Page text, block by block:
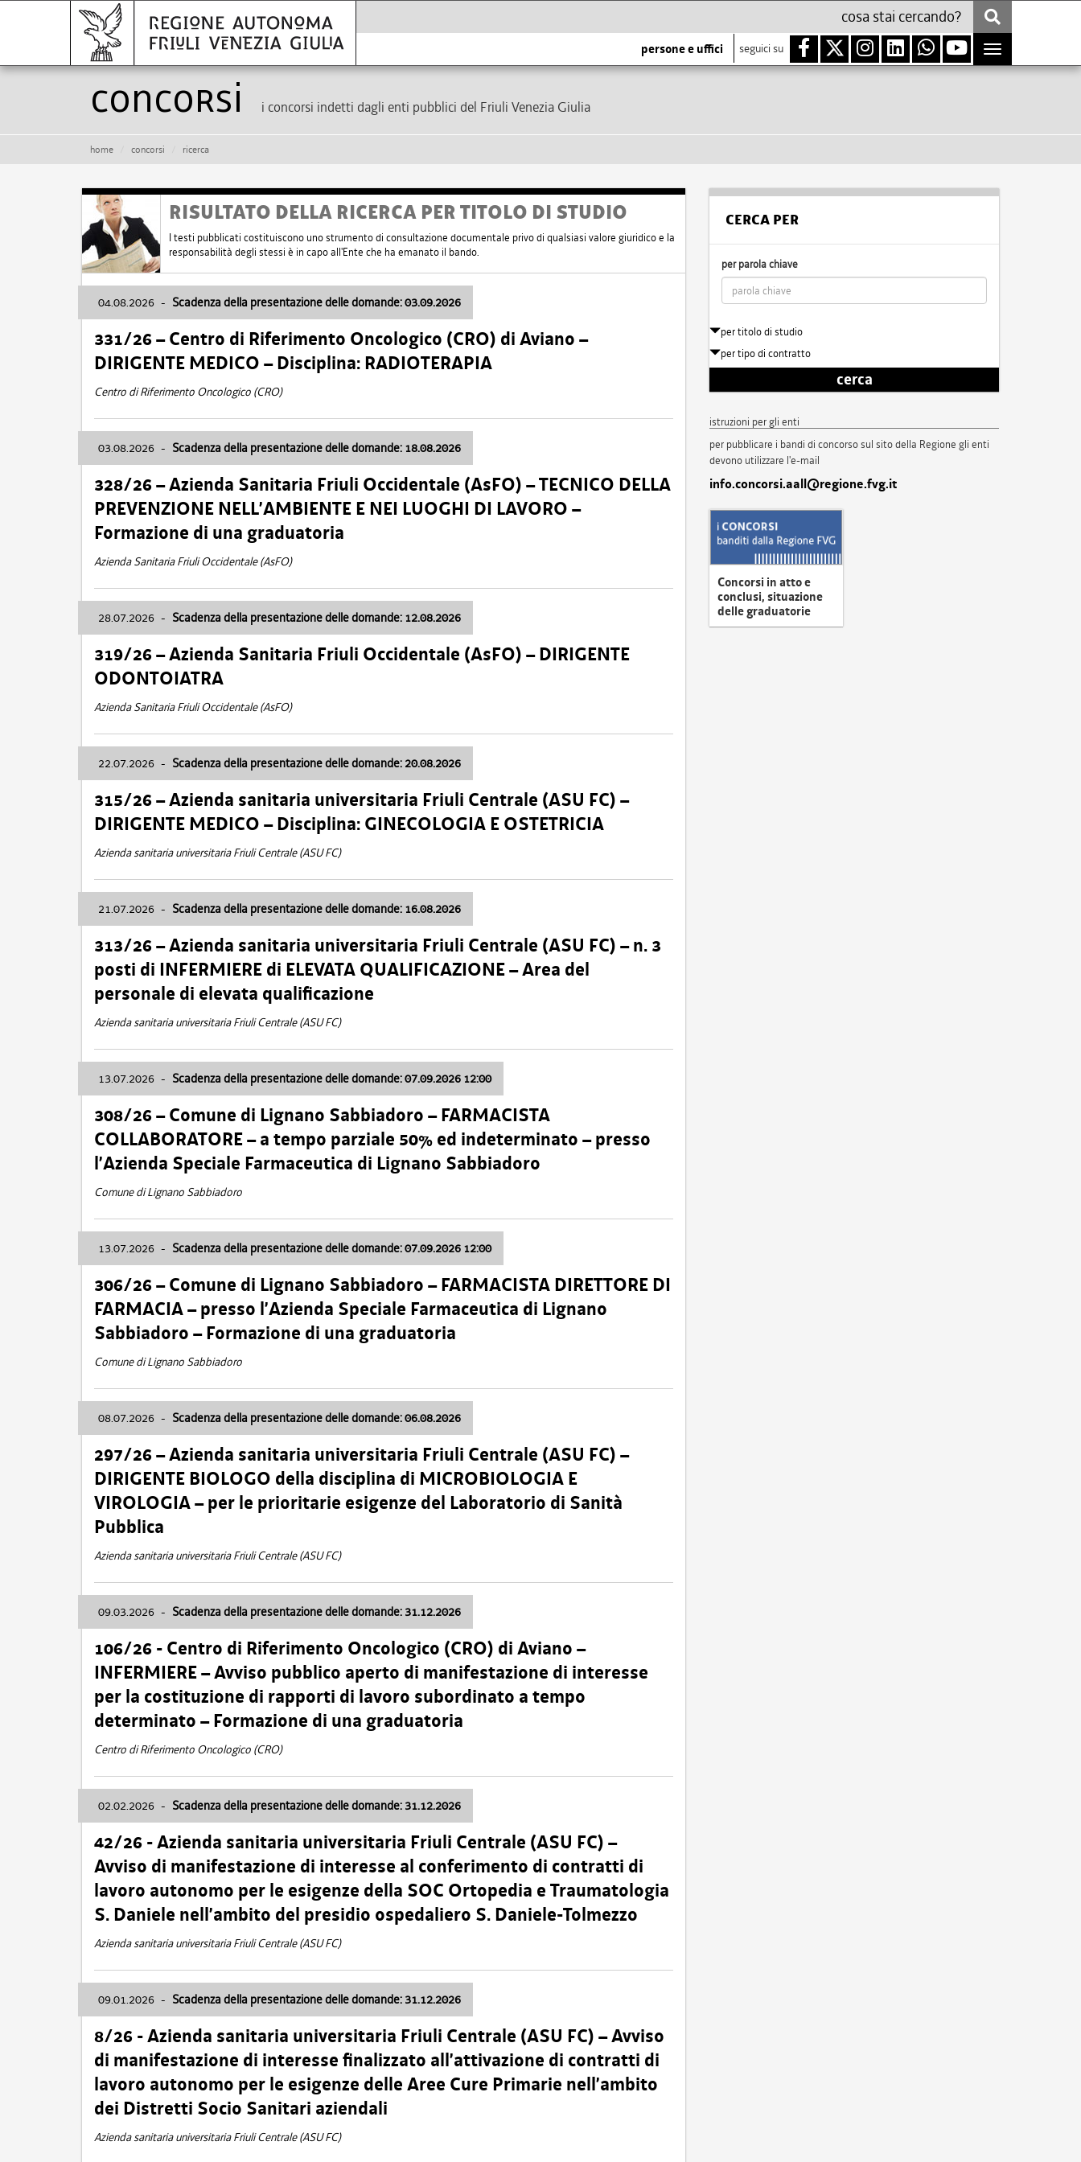
persone e uffici seguici su
Toggle
navigation
Concorsi i concorsi indetti dagli enti pubblici del Friuli Venezia Giulia
home concorsi ricerca
RISULTATO DELLA RICERCA PER TITOLO DI STUDIO
I testi pubblicati costituiscono uno strumento di consultazione documentale privo di qualsiasi valore giuridico e la
responsabilità degli stessi è in capo all'Ente che ha emanato il bando.
04.08.2026 - Scadenza della presentazione delle domande: 03.09.2026
331/26 – Centro di Riferimento Oncologico (CRO) di Aviano –
DIRIGENTE MEDICO – Disciplina: RADIOTERAPIA
Centro di Riferimento Oncologico (CRO)
03.08.2026 - Scadenza della presentazione delle domande: 18.08.2026
328/26 – Azienda Sanitaria Friuli Occidentale (AsFO) – TECNICO DELLA
PREVENZIONE NELL’AMBIENTE E NEI LUOGHI DI LAVORO –
Formazione di una graduatoria
Azienda Sanitaria Friuli Occidentale (AsFO)
28.07.2026 - Scadenza della presentazione delle domande: 12.08.2026
319/26 – Azienda Sanitaria Friuli Occidentale (AsFO) – DIRIGENTE
ODONTOIATRA
Azienda Sanitaria Friuli Occidentale (AsFO)
22.07.2026 - Scadenza della presentazione delle domande: 20.08.2026
315/26 – Azienda sanitaria universitaria Friuli Centrale (ASU FC) –
DIRIGENTE MEDICO – Disciplina: GINECOLOGIA E OSTETRICIA
Azienda sanitaria universitaria Friuli Centrale (ASU FC)
21.07.2026 - Scadenza della presentazione delle domande: 16.08.2026
313/26 – Azienda sanitaria universitaria Friuli Centrale (ASU FC) – n. 3
posti di INFERMIERE di ELEVATA QUALIFICAZIONE – Area del
personale di elevata qualificazione
Azienda sanitaria universitaria Friuli Centrale (ASU FC)
13.07.2026 - Scadenza della presentazione delle domande: 07.09.2026 12:00
308/26 – Comune di Lignano Sabbiadoro – FARMACISTA
COLLABORATORE – a tempo parziale 50% ed indeterminato – presso
l’Azienda Speciale Farmaceutica di Lignano Sabbiadoro
Comune di Lignano Sabbiadoro
13.07.2026 - Scadenza della presentazione delle domande: 07.09.2026 12:00
306/26 – Comune di Lignano Sabbiadoro – FARMACISTA DIRETTORE DI
FARMACIA – presso l’Azienda Speciale Farmaceutica di Lignano
Sabbiadoro – Formazione di una graduatoria
Comune di Lignano Sabbiadoro
08.07.2026 - Scadenza della presentazione delle domande: 06.08.2026
297/26 – Azienda sanitaria universitaria Friuli Centrale (ASU FC) –
DIRIGENTE BIOLOGO della disciplina di MICROBIOLOGIA E
VIROLOGIA – per le prioritarie esigenze del Laboratorio di Sanità
Pubblica
Azienda sanitaria universitaria Friuli Centrale (ASU FC)
09.03.2026 - Scadenza della presentazione delle domande: 31.12.2026
106/26 - Centro di Riferimento Oncologico (CRO) di Aviano –
INFERMIERE – Avviso pubblico aperto di manifestazione di interesse
per la costituzione di rapporti di lavoro subordinato a tempo
determinato – Formazione di una graduatoria
Centro di Riferimento Oncologico (CRO)
02.02.2026 - Scadenza della presentazione delle domande: 31.12.2026
42/26 - Azienda sanitaria universitaria Friuli Centrale (ASU FC) –
Avviso di manifestazione di interesse al conferimento di contratti di
lavoro autonomo per le esigenze della SOC Ortopedia e Traumatologia
S. Daniele nell’ambito del presidio ospedaliero S. Daniele-Tolmezzo
Azienda sanitaria universitaria Friuli Centrale (ASU FC)
09.01.2026 - Scadenza della presentazione delle domande: 31.12.2026
8/26 - Azienda sanitaria universitaria Friuli Centrale (ASU FC) – Avviso
di manifestazione di interesse finalizzato all’attivazione di contratti di
lavoro autonomo per le esigenze delle Aree Cure Primarie nell’ambito
dei Distretti Socio Sanitari aziendali
Azienda sanitaria universitaria Friuli Centrale (ASU FC)
CERCA PER
per parola chiave
per titolo di studio
per tipo di contratto
cerca
istruzioni per gli enti
per pubblicare i bandi di concorso sul sito della Regione gli enti
devono utilizzare l'e-mail
info.concorsi.aall@regione.fvg.it
Concorsi in atto e
conclusi, situazione
delle graduatorie